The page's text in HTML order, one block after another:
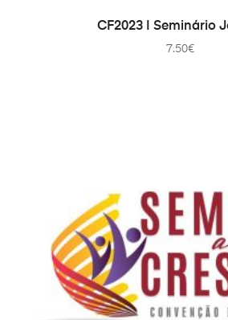
ДОДАТИ В
CF2023 | Seminário
7.50€